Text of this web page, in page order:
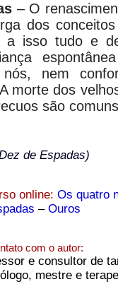
– O
dos
a isso tudo e
nem
morte dos
são
de Espadas)
online: Os quatro
– Ouros
com o autor:
e consultor de
mestre e